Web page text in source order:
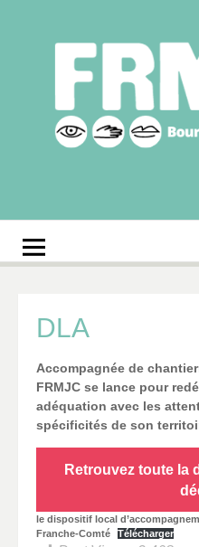
DLA
Accompagnée de
FRMJC se lance pour
adéquation avec les
spécificités de son
Retrouvez toute la
le dispositif local
Franche-Comté
Télécharger